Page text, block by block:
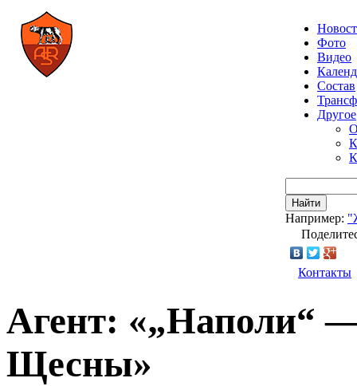
Фото
Видео
Состав
Другое
Найти
Например:
Контакты
Агент: «„Наполи“
Щесны»